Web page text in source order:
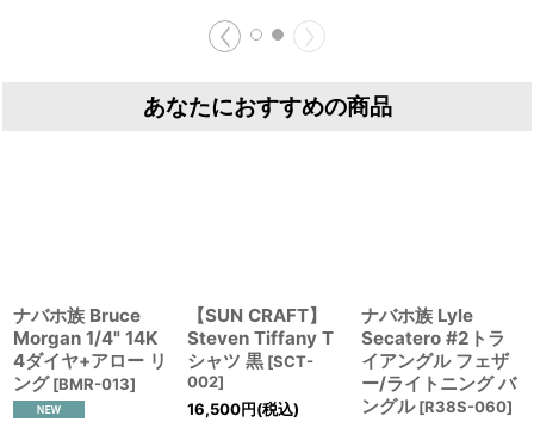
あなたにおすすめの商品
ナバホ族 Bruce
Morgan 1/4" 14K
4ダイヤ+アロー リ
ング [BMR-013]
【SUN CRAFT】
Steven Tiffany T
シャツ 黒 [SCT-
002]
16,500円(税込)
ナバホ族 Lyle
Secatero #2トラ
イアングル フェザ
ー/ライトニング バ
ングル [R38S-060]